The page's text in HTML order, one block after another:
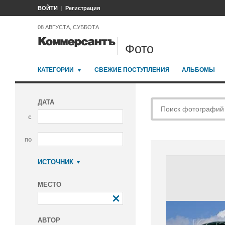
ВОЙТИ Регистрация
08 АВГУСТА, СУББОТА
Фото
КАТЕГОРИИ СВЕЖИЕ ПОСТУПЛЕНИЯ АЛЬБОМЫ
ДАТА
с
по
ИСТОЧНИК
МЕСТО
АВТОР